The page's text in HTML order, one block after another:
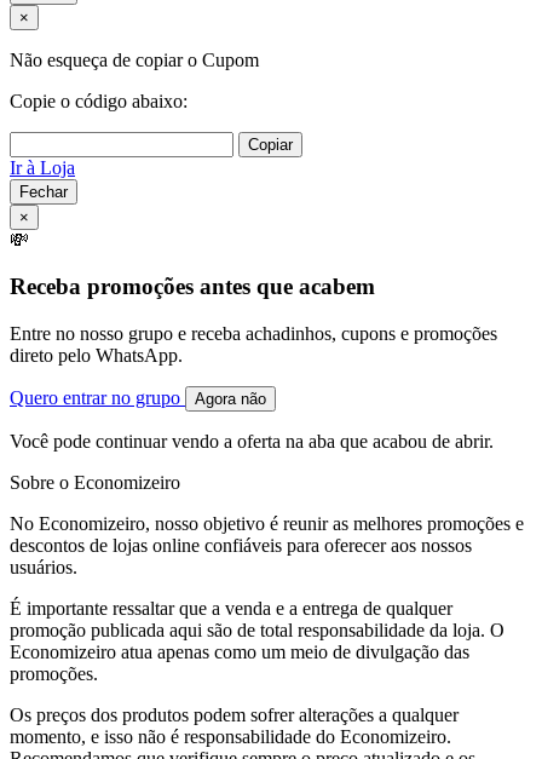
×
Não esqueça de copiar o Cupom
Copie o código abaixo:
Copiar
Ir à Loja
Fechar
×
💸
Receba promoções antes que acabem
Entre no nosso grupo e receba achadinhos, cupons e promoções
direto pelo WhatsApp.
Quero entrar no grupo Agora não
Você pode continuar vendo a oferta na aba que acabou de abrir.
Sobre o Economizeiro
No Economizeiro, nosso objetivo é reunir as melhores promoções e
descontos de lojas online confiáveis para oferecer aos nossos
usuários.
É importante ressaltar que a venda e a entrega de qualquer
promoção publicada aqui são de total responsabilidade da loja. O
Economizeiro atua apenas como um meio de divulgação das
promoções.
Os preços dos produtos podem sofrer alterações a qualquer
momento, e isso não é responsabilidade do Economizeiro.